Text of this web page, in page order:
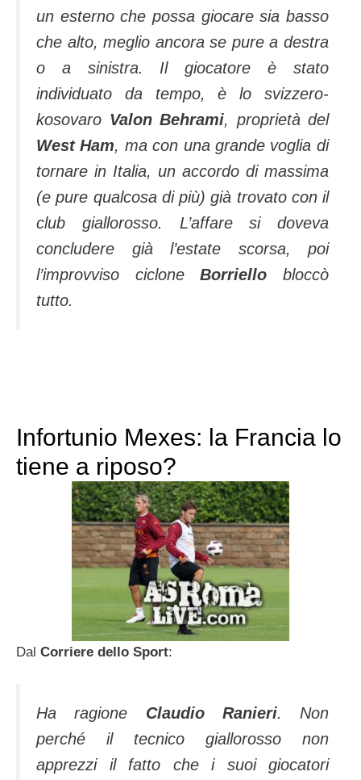
un esterno che possa giocare sia basso
che alto, meglio ancora se pure a destra
o a sinistra. Il giocatore è stato
individuato da tempo, è lo svizzero-
kosovaro Valon Behrami, proprietà del
West Ham, ma con una grande voglia di
tornare in Italia, un accordo di massima
(e pure qualcosa di più) già trovato con il
club giallorosso. L’affare si doveva
concludere già l’estate scorsa, poi
l’improvviso cicloneBorriellobloccò
tutto.
Infortunio Mexes: la Francia lo
tiene a riposo?
Dal Corriere dello Sport:
Ha ragione Claudio Ranieri. Non
perché il tecnico giallorosso non
apprezzi il fatto che i suoi giocatori